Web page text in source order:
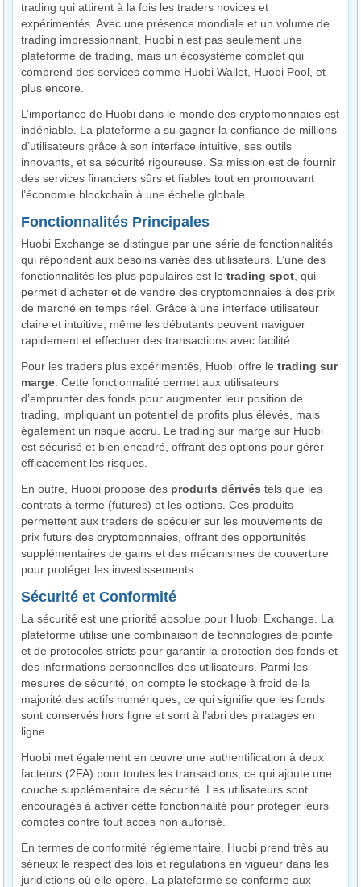
trading qui attirent à la fois les traders novices et
expérimentés. Avec une présence mondiale et un volume de
trading impressionnant, Huobi n’est pas seulement une
plateforme de trading, mais un écosystème complet qui
comprend des services comme Huobi Wallet, Huobi Pool, et
plus encore.
L’importance de Huobi dans le monde des cryptomonnaies est
indéniable. La plateforme a su gagner la confiance de millions
d’utilisateurs grâce à son interface intuitive, ses outils
innovants, et sa sécurité rigoureuse. Sa mission est de fournir
des services financiers sûrs et fiables tout en promouvant
l’économie blockchain à une échelle globale.
Fonctionnalités Principales
Huobi Exchange se distingue par une série de fonctionnalités
qui répondent aux besoins variés des utilisateurs. L’une des
fonctionnalités les plus populaires est letrading spot , qui
permet d’acheter et de vendre des cryptomonnaies à des prix
de marché en temps réel. Grâce à une interface utilisateur
claire et intuitive, même les débutants peuvent naviguer
rapidement et effectuer des transactions avec facilité.
Pour les traders plus expérimentés, Huobi offre letrading sur
marge . Cette fonctionnalité permet aux utilisateurs
d’emprunter des fonds pour augmenter leur position de
trading, impliquant un potentiel de profits plus élevés, mais
également un risque accru. Le trading sur marge sur Huobi
est sécurisé et bien encadré, offrant des options pour gérer
efficacement les risques.
En outre, Huobi propose des produits dérivés tels que les
contrats à terme (futures) et les options. Ces produits
permettent aux traders de spéculer sur les mouvements de
prix futurs des cryptomonnaies, offrant des opportunités
supplémentaires de gains et des mécanismes de couverture
pour protéger les investissements.
Sécurité et Conformité
La sécurité est une priorité absolue pour Huobi Exchange. La
plateforme utilise une combinaison de technologies de pointe
et de protocoles stricts pour garantir la protection des fonds et
des informations personnelles des utilisateurs. Parmi les
mesures de sécurité, on compte le stockage à froid de la
majorité des actifs numériques, ce qui signifie que les fonds
sont conservés hors ligne et sont à l’abri des piratages en
ligne.
Huobi met également en œuvre une authentification à deux
facteurs (2FA) pour toutes les transactions, ce qui ajoute une
couche supplémentaire de sécurité. Les utilisateurs sont
encouragés à activer cette fonctionnalité pour protéger leurs
comptes contre tout accès non autorisé.
En termes de conformité réglementaire, Huobi prend très au
sérieux le respect des lois et régulations en vigueur dans les
juridictions où elle opère. La plateforme se conforme aux